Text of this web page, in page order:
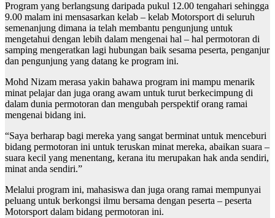
Program yang berlangsung daripada pukul 12.00 tengahari sehingga
9.00 malam ini mensasarkan kelab – kelab Motorsport di seluruh
semenanjung dimana ia telah membantu pengunjung untuk
mengetahui dengan lebih dalam mengenai hal – hal permotoran di
samping mengeratkan lagi hubungan baik sesama peserta, penganjur
dan pengunjung yang datang ke program ini.
Mohd Nizam merasa yakin bahawa program ini mampu menarik
minat pelajar dan juga orang awam untuk turut berkecimpung di
dalam dunia permotoran dan mengubah perspektif orang ramai
mengenai bidang ini.
“Saya berharap bagi mereka yang sangat berminat untuk menceburi
bidang permotoran ini untuk teruskan minat mereka, abaikan suara –
suara kecil yang menentang, kerana itu merupakan hak anda sendiri,
minat anda sendiri.”
Melalui program ini, mahasiswa dan juga orang ramai mempunyai
peluang untuk berkongsi ilmu bersama dengan peserta – peserta
Motorsport dalam bidang permotoran ini.